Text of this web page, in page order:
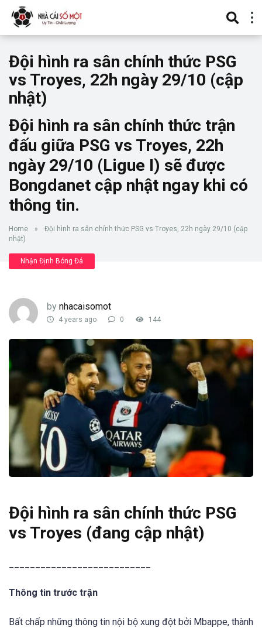
Đội hình ra sân chính thức PSG
vs Troyes, 22h ngày 29/10 (cập
nhật)
Đội hình ra sân chính thức trận
đấu giữa PSG vs Troyes, 22h
ngày 29/10 (Ligue I) sẽ được
Bongdanet cập nhật ngay khi có
thông tin.
Home »
Đội hình ra sân chính thức PSG vs Troyes, 22h ngày 29/10 (cập
nhật)
Nhận Định Bóng Đá
by nhacaisomot
4 years ago 0 144
Đội hình ra sân chính thức PSG
vs Troyes (đang cập nhật)
Thông tin trước trận
Bất chấp những thông tin nội bộ xung đột bởi Mbappe, thành